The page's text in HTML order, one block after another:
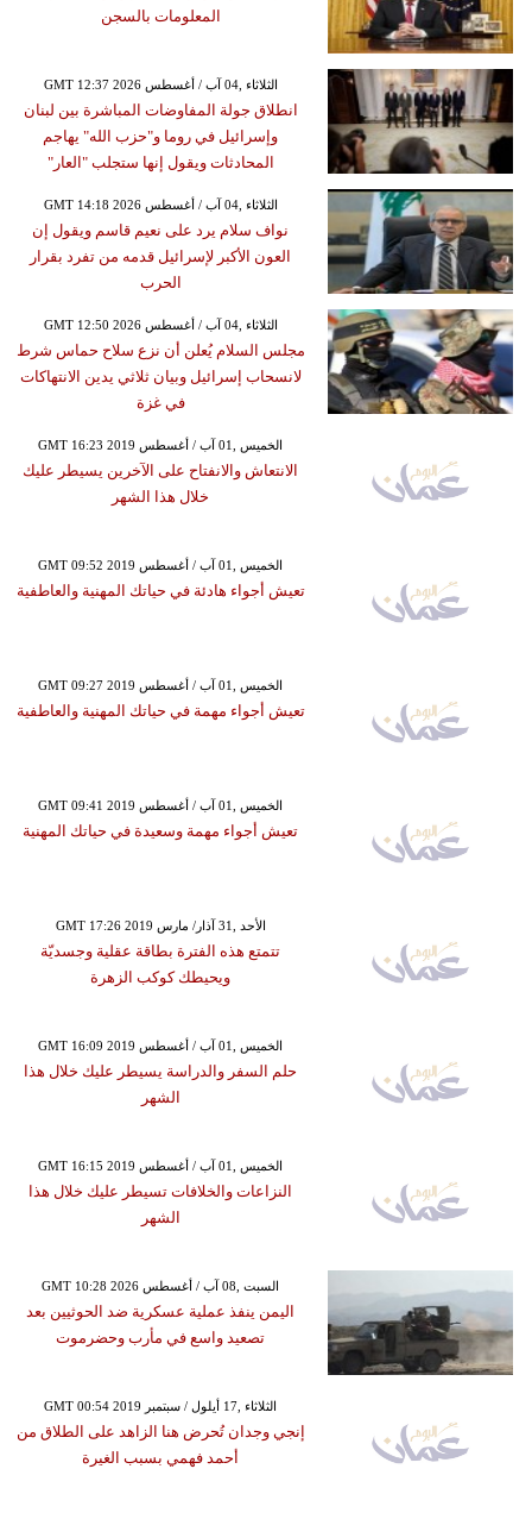
المعلومات بالسجن
GMT 12:37 2026 الثلاثاء ,04 آب / أغسطس
انطلاق جولة المفاوضات المباشرة بين لبنان
وإسرائيل في روما و"حزب الله" يهاجم
المحادثات ويقول إنها ستجلب "العار"
GMT 14:18 2026 الثلاثاء ,04 آب / أغسطس
نواف سلام يرد على نعيم قاسم ويقول إن
العون الأكبر لإسرائيل قدمه من تفرد بقرار
الحرب
GMT 12:50 2026 الثلاثاء ,04 آب / أغسطس
مجلس السلام يُعلن أن نزع سلاح حماس شرط
لانسحاب إسرائيل وبيان ثلاثي يدين الانتهاكات
في غزة
GMT 16:23 2019 الخميس ,01 آب / أغسطس
الانتعاش والانفتاح على الآخرين يسيطر عليك
خلال هذا الشهر
GMT 09:52 2019 الخميس ,01 آب / أغسطس
تعيش أجواء هادئة في حياتك المهنية والعاطفية
GMT 09:27 2019 الخميس ,01 آب / أغسطس
تعيش أجواء مهمة في حياتك المهنية والعاطفية
GMT 09:41 2019 الخميس ,01 آب / أغسطس
تعيش أجواء مهمة وسعيدة في حياتك المهنية
GMT 17:26 2019 الأحد ,31 آذار/ مارس
تتمتع هذه الفترة بطاقة عقلية وجسديّة
ويحيطك كوكب الزهرة
GMT 16:09 2019 الخميس ,01 آب / أغسطس
حلم السفر والدراسة يسيطر عليك خلال هذا
الشهر
GMT 16:15 2019 الخميس ,01 آب / أغسطس
النزاعات والخلافات تسيطر عليك خلال هذا
الشهر
GMT 10:28 2026 السبت ,08 آب / أغسطس
اليمن ينفذ عملية عسكرية ضد الحوثيين بعد
تصعيد واسع في مأرب وحضرموت
GMT 00:54 2019 الثلاثاء ,17 أيلول / سبتمبر
إنجي وجدان تُحرض هنا الزاهد على الطلاق من
أحمد فهمي بسبب الغيرة